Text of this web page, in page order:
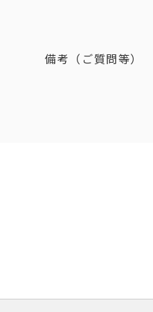
備考（ご質問等）